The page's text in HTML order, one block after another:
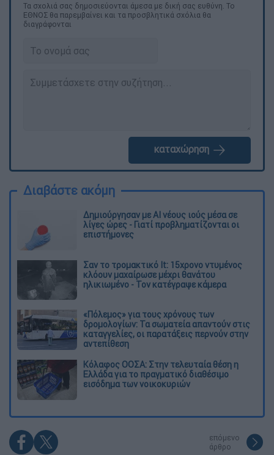
Τα σχολιά σας δημοσιεύονται άμεσα με δική σας ευθύνη. Το
ΕΘΝΟΣ θα παρεμβαίνει και τα προσβλητικά σχόλια θα
διαγράφονται
καταχώρηση
Διαβάστε ακόμη
Δημιούργησαν με AI νέους ιούς μέσα σε
λίγες ώρες - Γιατί προβληματίζονται οι
επιστήμονες
Σαν το τρομακτικό It: 15χρονο ντυμένος
κλόουν μαχαίρωσε μέχρι θανάτου
ηλικιωμένο - Τον κατέγραψε κάμερα
«Πόλεμος» για τους χρόνους των
δρομολογίων: Τα σωματεία απαντούν στις
καταγγελίες, οι παρατάξεις περνούν στην
αντεπίθεση
Κόλαφος ΟΟΣΑ: Στην τελευταία θέση η
Ελλάδα για το πραγματικό διαθέσιμο
εισόδημα των νοικοκυριών
επόμενο
άρθρο